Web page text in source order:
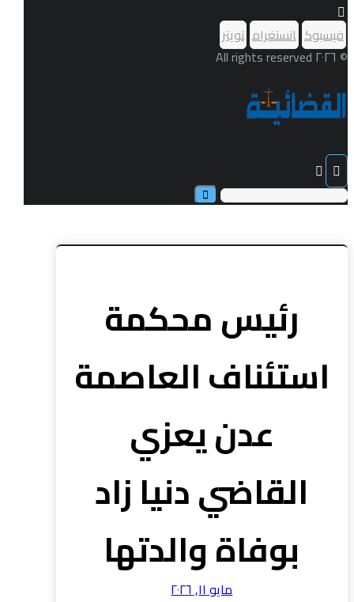
فيسبوك انستغرام تويتر
© ٢٠٢٦ All rights reserved
رئيس محكمة
استئناف العاصمة
عدن يعزي
القاضي دنيا زاد
بوفاة والدتها
مايو ١١, ٢٠٢٦